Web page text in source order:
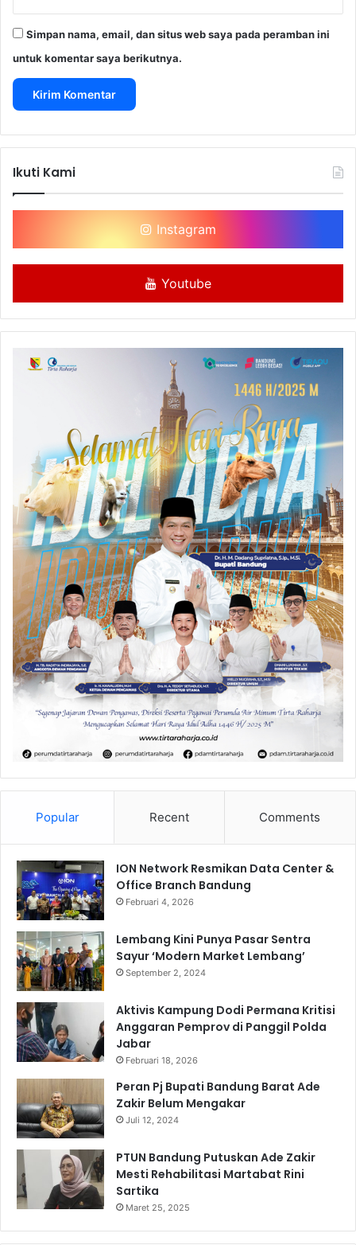
Simpan nama, email, dan situs web saya pada peramban ini
untuk komentar saya berikutnya.
Ikuti Kami
Instagram
Youtube
Popular Recent Comments
ION Network Resmikan Data Center &
Office Branch Bandung
Februari 4, 2026
Lembang Kini Punya Pasar Sentra
Sayur ‘Modern Market Lembang’
September 2, 2024
Aktivis Kampung Dodi Permana Kritisi
Anggaran Pemprov di Panggil Polda
Jabar
Februari 18, 2026
Peran Pj Bupati Bandung Barat Ade
Zakir Belum Mengakar
Juli 12, 2024
PTUN Bandung Putuskan Ade Zakir
Mesti Rehabilitasi Martabat Rini
Sartika
Maret 25, 2025